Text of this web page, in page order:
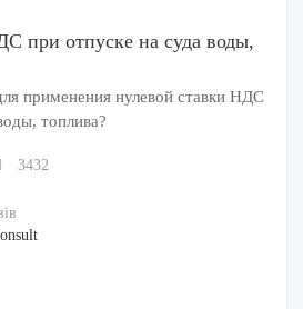
при отпуске на суда воды,
применения нулевой ставки НДС
топлива?
3432